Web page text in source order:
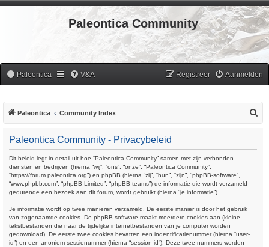
Paleontica Community
Paleontica V&A Aanmelden
Registreer
Paleontica Community Index
Paleontica Community - Privacybeleid
Dit beleid legt in detail uit hoe “Paleontica Community” samen met zijn verbonden
diensten en bedrijven (hierna “wij”, “ons”, “onze”, “Paleontica Community”,
“https://forum.paleontica.org”) en phpBB (hierna “zij”, “hun”, “zijn”, “phpBB-software”,
“www.phpbb.com”, “phpBB Limited”, “phpBB-teams”) de informatie die wordt verzameld
gedurende een bezoek aan dit forum, wordt gebruikt (hierna “je informatie”).
Je informatie wordt op twee manieren verzameld. De eerste manier is door het gebruik
van zogenaamde cookies. De phpBB-software maakt meerdere cookies aan (kleine
tekstbestanden die naar de tijdelijke internetbestanden van je computer worden
gedownload). De eerste twee cookies bevatten een indentificatienummer (hierna “user-
id”) en een anoniem sessienummer (hierna “session-id”). Deze twee nummers worden